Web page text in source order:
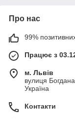
Про нас
99% позитивних
Працює з
м. Львів
вулиця
Україна
Контакти